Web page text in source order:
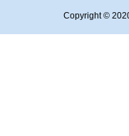
Copyright ©